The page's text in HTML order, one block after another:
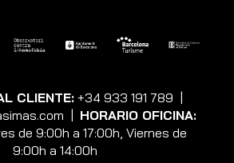
CLIENTE: +34 933 191 789 |
| HORARIO OFICINA:
de 9:00h a 17:00h, Viernes de
9:00h a 14:00h